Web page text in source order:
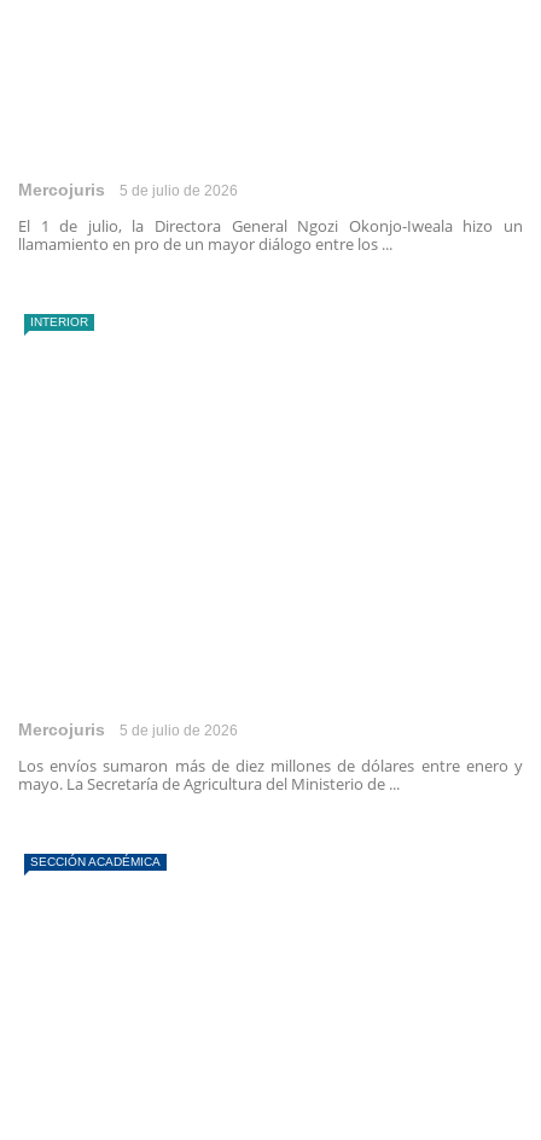
Mercojuris 5 de julio de 2026
El 1 de julio, la Directora General Ngozi Okonjo-Iweala hizo un
llamamiento en pro de un mayor diálogo entre los ...
INTERIOR
Mercojuris 5 de julio de 2026
Los envíos sumaron más de diez millones de dólares entre enero y
mayo. La Secretaría de Agricultura del Ministerio de ...
SECCIÓN ACADÉMICA